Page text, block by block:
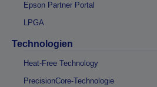
Epson Partner Portal
LPGA
Technologien
Heat-Free Technology
PrecisionCore-Technologie